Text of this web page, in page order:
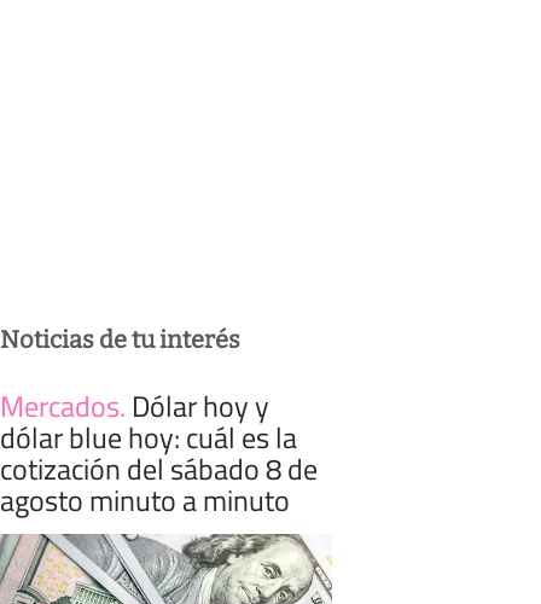
Noticias de tu interés
Mercados. Dólar hoy y
dólar blue hoy: cuál es la
cotización del sábado 8 de
agosto minuto a minuto